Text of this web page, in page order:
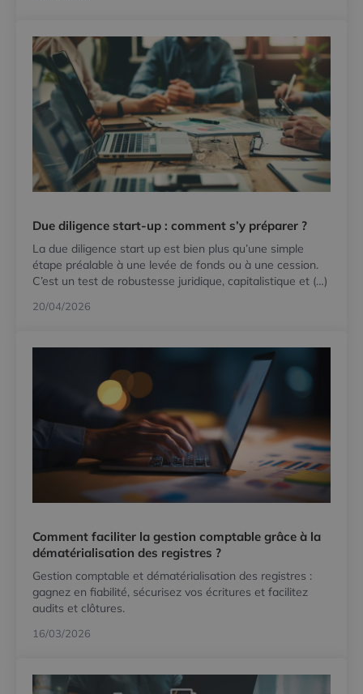
Due diligence start-up : comment s’y préparer ?
La due diligence start up est bien plus qu’une simple
étape préalable à une levée de fonds ou à une cession.
C’est un test de robustesse juridique, capitalistique et (…)
20/04/2026
Comment faciliter la gestion comptable grâce à la
dématérialisation des registres ?
Gestion comptable et dématérialisation des registres :
gagnez en fiabilité, sécurisez vos écritures et facilitez
audits et clôtures.
16/03/2026